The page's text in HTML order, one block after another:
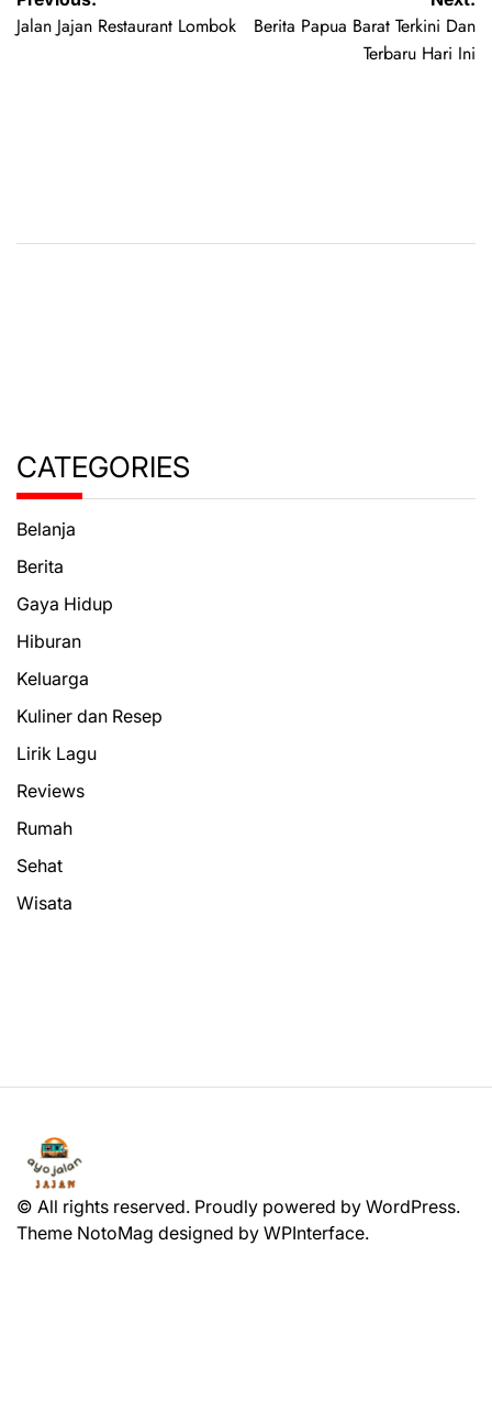
Jalan Jajan Restaurant Lombok
Berita Papua Barat Terkini Dan
Terbaru Hari Ini
CATEGORIES
Belanja
Berita
Gaya Hidup
Hiburan
Keluarga
Kuliner dan Resep
Lirik Lagu
Reviews
Rumah
Sehat
Wisata
© All rights reserved. Proudly powered by WordPress.
Theme NotoMag designed by WPInterface.